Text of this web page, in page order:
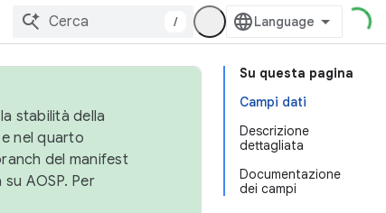
/
Su questa pagina
Campi dati
Descrizione
dettagliata
Documentazione
dei campi
stabilità della
nel quarto
del manifest
AOSP. Per